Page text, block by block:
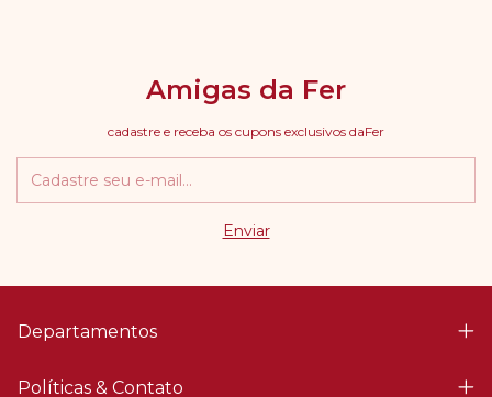
Amigas da Fer
cadastre e receba os cupons exclusivos daFer
Departamentos
Políticas & Contato